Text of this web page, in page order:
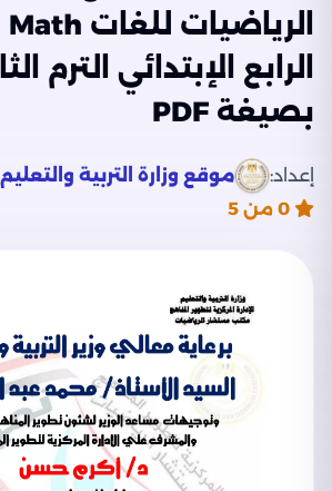
بصيغة PDF
إعداد: موقع وزارة التربية والتعليم
0 من 5